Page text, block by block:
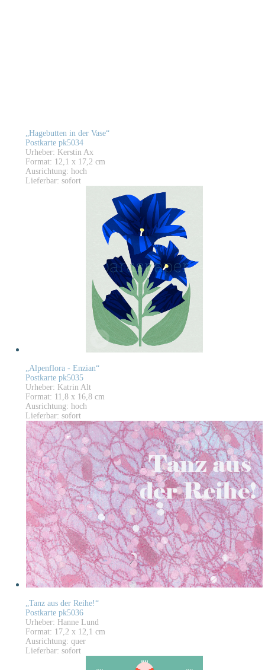
„Hagebutten in der Vase“
Postkarte pk5034
Urheber: Kerstin Ax
Format: 12,1 x 17,2 cm
Ausrichtung: hoch
Lieferbar: sofort
„Alpenflora - Enzian“
Postkarte pk5035
Urheber: Katrin Alt
Format: 11,8 x 16,8 cm
Ausrichtung: hoch
Lieferbar: sofort
„Tanz aus der Reihe!“
Postkarte pk5036
Urheber: Hanne Lund
Format: 17,2 x 12,1 cm
Ausrichtung: quer
Lieferbar: sofort